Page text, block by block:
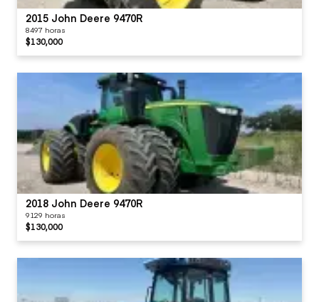
2015 John Deere 9470R
8497 horas
$130,000
2018 John Deere 9470R
9129 horas
$130,000